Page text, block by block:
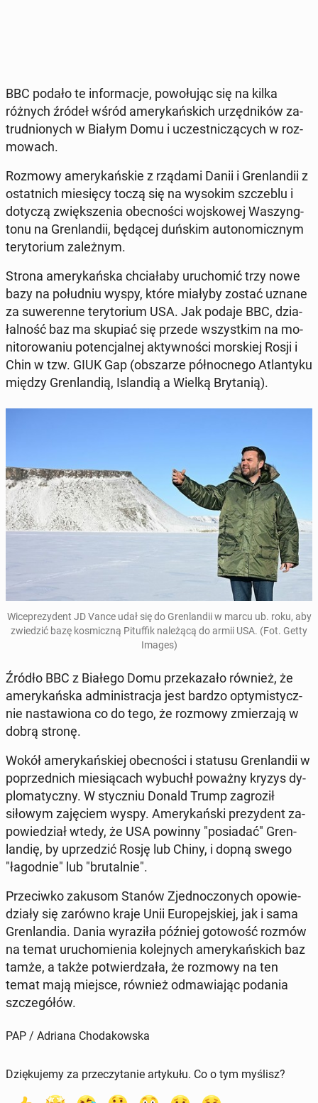
BBC podało te in­for­ma­cje, po­wo­łu­jąc się na kilka
różnych źródeł wśród ame­ry­kań­skich urzęd­ni­ków za­
trud­nio­nych w Białym Domu i uczest­ni­czą­cych w roz­
mo­wach.
Rozmowy ame­ry­kań­skie z rządami Danii i Gren­lan­dii z
ostat­nich mie­się­cy toczą się na wysokim szcze­blu i
dotyczą zwięk­sze­nia obec­no­ści woj­sko­wej Wa­szyng­
to­nu na Gren­lan­dii, będącej duńskim au­to­no­micz­nym
te­ry­to­rium za­leż­nym.
Strona ame­ry­kań­ska chcia­ła­by uru­cho­mić trzy nowe
bazy na po­łu­dniu wyspy, które miałyby zostać uznane
za su­we­ren­ne te­ry­to­rium USA. Jak podaje BBC, dzia­
łal­ność baz ma skupiać się przede wszyst­kim na mo­
ni­to­ro­wa­niu po­ten­cjal­nej ak­tyw­no­ści mor­skiej Rosji i
Chin w tzw. GIUK Gap (ob­sza­rze pół­noc­ne­go Atlan­ty­ku
między Gren­lan­dią, Is­lan­dią a Wielką Bry­ta­nią).
Wi­ce­pre­zy­dent JD Vance udał się do Gren­lan­dii w marcu ub. roku, aby
zwie­dzić bazę ko­smicz­ną Pi­tuf­fik na­le­żą­cą do armii USA. (Fot. Getty
Images)
Źródło BBC z Białego Domu prze­ka­za­ło również, że
ame­ry­kań­ska ad­mi­ni­stra­cja jest bardzo opty­mi­stycz­
nie na­sta­wio­na co do tego, że rozmowy zmie­rza­ją w
dobrą stronę.
Wokół ame­ry­kań­skiej obec­no­ści i statusu Gren­lan­dii w
po­przed­nich mie­sią­cach wybuchł poważny kryzys dy­
plo­ma­tycz­ny. W stycz­niu Donald Trump za­gro­ził
siłowym za­ję­ciem wyspy. Ame­ry­kań­ski pre­zy­dent za­
po­wie­dział wtedy, że USA powinny "po­sia­dać" Gren­
lan­dię, by uprze­dzić Rosję lub Chiny, i dopną swego
"ła­god­nie" lub "bru­tal­nie".
Prze­ciw­ko zakusom Stanów Zjed­no­czo­nych opo­wie­
dzia­ły się zarówno kraje Unii Eu­ro­pej­skiej, jak i sama
Gren­lan­dia. Dania wy­ra­zi­ła później go­to­wość rozmów
na temat uru­cho­mie­nia ko­lej­nych ame­ry­kań­skich baz
tamże, a także po­twier­dza­ła, że rozmowy na ten
temat mają miejsce, również od­ma­wia­jąc podania
szcze­gó­łów.
PAP / Adriana Chodakowska
Dziękujemy za przeczytanie artykułu. Co o tym myślisz?